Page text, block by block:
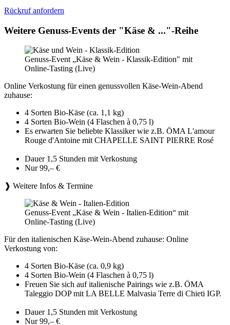
Rückruf anfordern
Weitere Genuss-Events der "Käse & ..."-Reihe
Genuss-Event „Käse & Wein - Klassik-Edition" mit
Online-Tasting (Live)
Online Verkostung für einen genussvollen Käse-Wein-Abend
zuhause:
4 Sorten Bio-Käse (ca. 1,1 kg)
4 Sorten Bio-Wein (4 Flaschen à 0,75 l)
Es erwarten Sie beliebte Klassiker wie z.B. ÖMA L'amour
Rouge d'Antoine mit CHAPELLE SAINT PIERRE Rosé
Dauer 1,5 Stunden mit Verkostung
Nur 99,– €
❱ Weitere Infos & Termine
Genuss-Event „Käse & Wein - Italien-Edition“ mit
Online-Tasting (Live)
Für den italienischen Käse-Wein-Abend zuhause: Online
Verkostung von:
4 Sorten Bio-Käse (ca. 0,9 kg)
4 Sorten Bio-Wein (4 Flaschen à 0,75 l)
Freuen Sie sich auf italienische Pairings wie z.B. ÖMA
Taleggio DOP mit LA BELLE Malvasia Terre di Chieti IGP.
Dauer 1,5 Stunden mit Verkostung
Nur 99,– €